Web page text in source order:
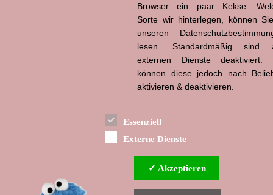
Browser ein paar Kekse.
Sorte wir hinterlegen, können
unseren
lesen. Standardmäßig sind
externen Dienste deaktiviert.
können diese jedoch nach
aktivieren & deaktivieren.
Essenziell
Externe Dienste
✓ Akzeptieren